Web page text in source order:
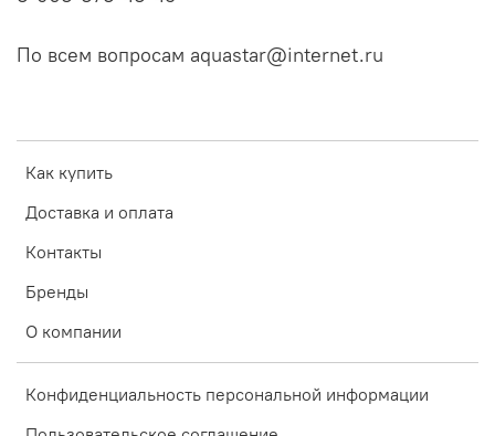
Как купить
Доставка и оплата
Контакты
Бренды
О компании
Конфиденциальность персональной информации
По всем вопросам aquastar@internet.ru